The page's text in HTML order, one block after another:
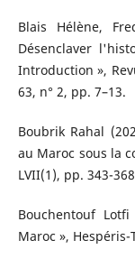
Blais Hélène,
Désenclaver
Introduction »,
63, n° 2, pp. 7–13.
Boubrik Rahal
au Maroc sous la
LVII(1), pp. 343-
Bouchentouf
Maroc », Hespéris-